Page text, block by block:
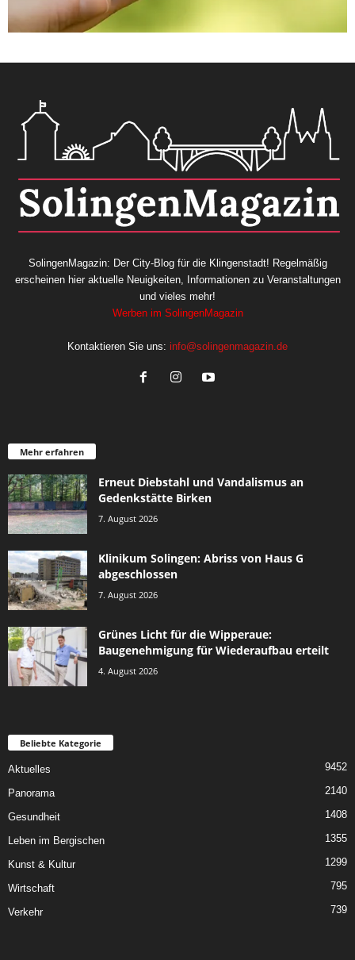
SolingenMagazin: Der City-Blog für die Klingenstadt! Regelmäßig
erscheinen hier aktuelle Neuigkeiten, Informationen zu Veranstaltungen
und vieles mehr!
Werben im SolingenMagazin
Kontaktieren Sie uns: info@solingenmagazin.de
Mehr erfahren
Erneut Diebstahl und Vandalismus an
Gedenkstätte Birken
7. August 2026
Klinikum Solingen: Abriss von Haus G
abgeschlossen
7. August 2026
Grünes Licht für die Wipperaue:
Baugenehmigung für Wiederaufbau erteilt
4. August 2026
Beliebte Kategorie
Aktuelles 9452
Panorama 2140
Gesundheit 1408
Leben im Bergischen 1355
Kunst & Kultur 1299
Wirtschaft 795
Verkehr 739